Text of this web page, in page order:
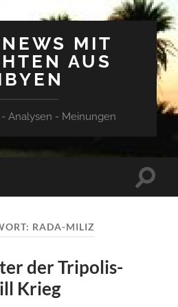
MIT
AUS
Analysen - Meinungen
RADA-MILIZ
der Tripolis-
Krieg